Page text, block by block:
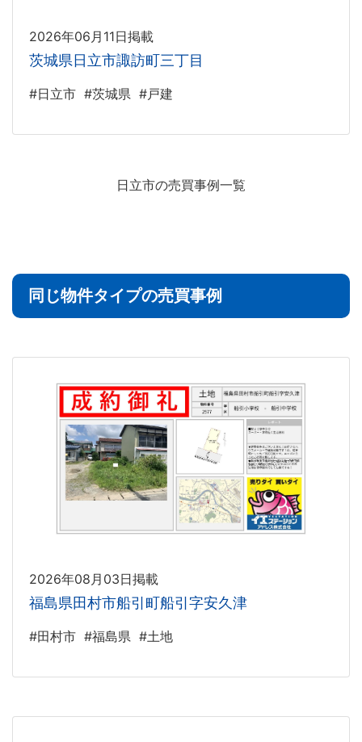
2026年06月11日掲載
茨城県日立市諏訪町三丁目
#日立市 #茨城県 #戸建
日立市の売買事例一覧
同じ物件タイプの売買事例
2026年08月03日掲載
福島県田村市船引町船引字安久津
#田村市 #福島県 #土地